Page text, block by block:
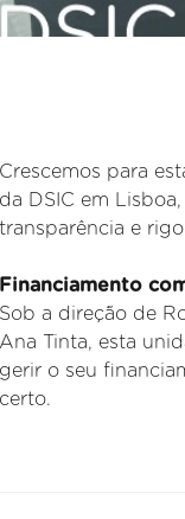
Crescemos para
da DSIC em
transparência e
Financiamento
Sob a direção de
Ana Tinta, esta
gerir o seu
certo.